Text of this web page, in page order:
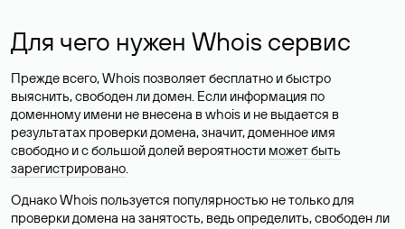
Для чего нужен Whois сервис
Прежде всего, Whois позволяет бесплатно и быстро
выяснить, свободен ли домен. Если информация по
доменному имени не внесена в whois и не выдается в
результатах проверки домена, значит, доменное имя
свободно и с большой долей вероятности может быть
зарегистрировано.
Однако Whois пользуется популярностью не только для
проверки домена на занятость, ведь определить, свободен ли